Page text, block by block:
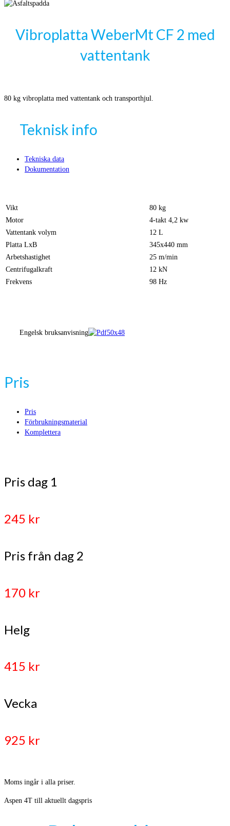
Vibroplatta WeberMt CF 2 med
vattentank
80 kg vibroplatta med vattentank och transporthjul.
Teknisk info
Tekniska data
Dokumentation
Vikt
80 kg
Motor
4-takt 4,2 kw
Vattentank volym
12 L
Platta LxB
345x440 mm
Arbetshastighet
25 m/min
Centrifugalkraft
12 kN
Frekvens
98 Hz
Engelsk bruksanvisning
Pris
Pris
Förbrukningsmaterial
Komplettera
Pris dag 1
245 kr
Pris från dag 2
170 kr
Helg
415 kr
Vecka
925 kr
Moms ingår i alla priser.
Aspen 4T till aktuellt dagspris